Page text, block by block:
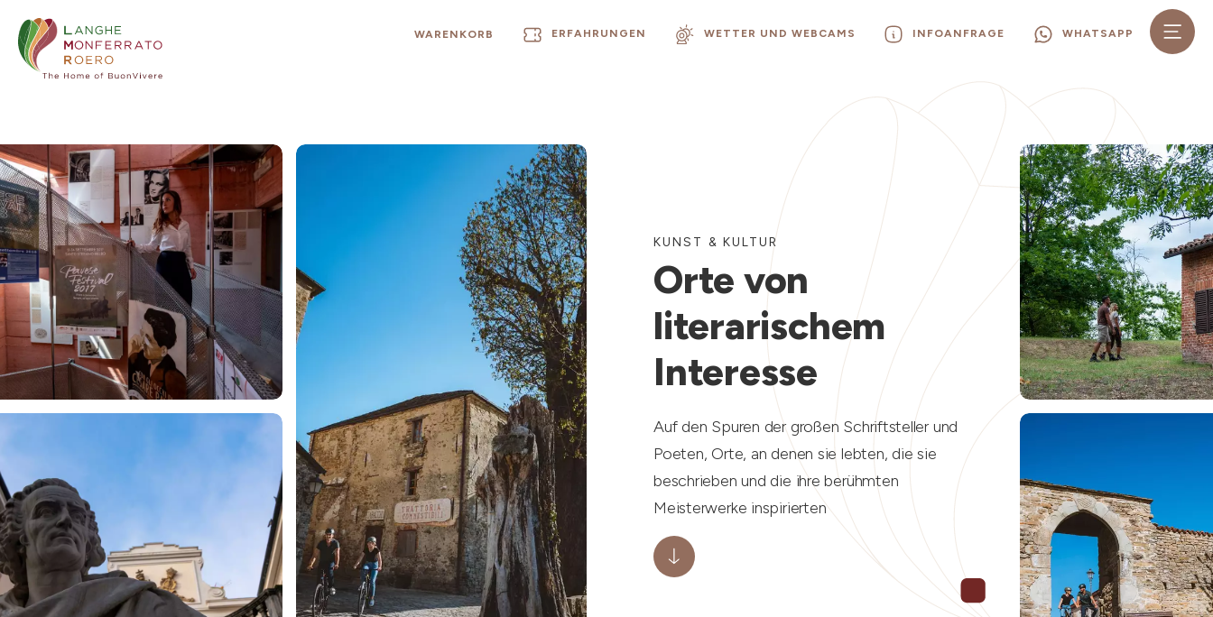
WARENKORB ERFAHRUNGEN WETTER UND WEBCAMS INFOANFRAGE WHATSAPP
KUNST & KULTUR
Orte von
literarischem
Interesse
Auf den Spuren der großen Schriftsteller und
Poeten, Orte, an denen sie lebten, die sie
beschrieben und die ihre berühmten
Meisterwerke inspirierten